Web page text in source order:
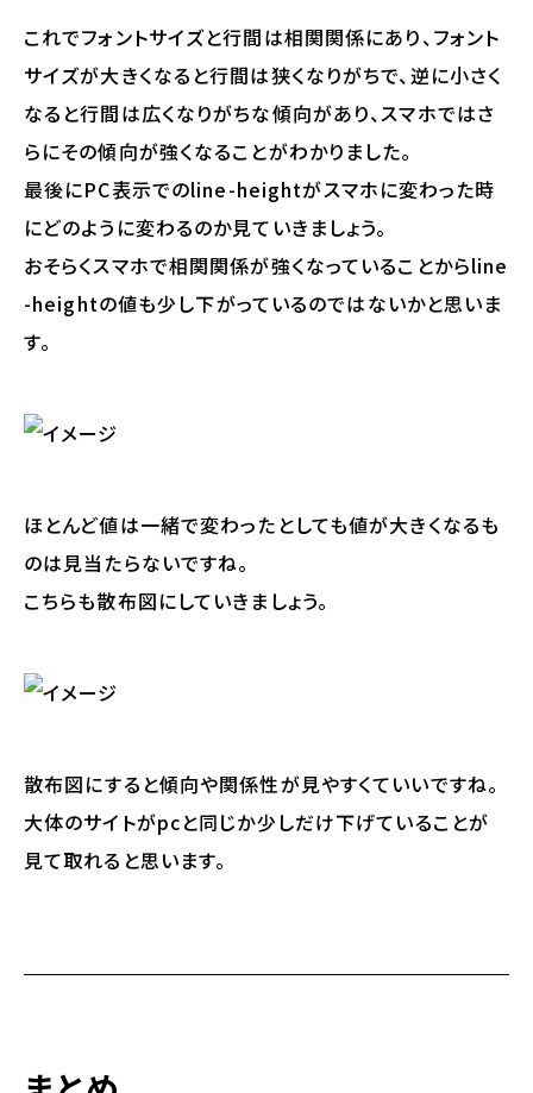
これでフォントサイズと行間は相関関係にあり、フォント
サイズが大きくなると行間は狭くなりがちで、逆に小さく
なると行間は広くなりがちな傾向があり、スマホではさ
らにその傾向が強くなることがわかりました。
最後にPC表示でのline-heightがスマホに変わった時
にどのように変わるのか見ていきましょう。
おそらくスマホで相関関係が強くなっていることからline
-heightの値も少し下がっているのではないかと思いま
す。
ほとんど値は一緒で変わったとしても値が大きくなるも
のは見当たらないですね。
こちらも散布図にしていきましょう。
散布図にすると傾向や関係性が見やすくていいですね。
大体のサイトがpcと同じか少しだけ下げていることが
見て取れると思います。